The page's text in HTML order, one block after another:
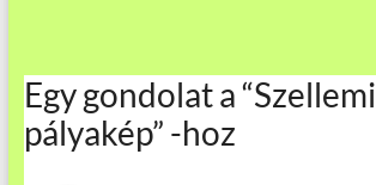
Egy gondolat a “Szellemi
pályakép” -hoz